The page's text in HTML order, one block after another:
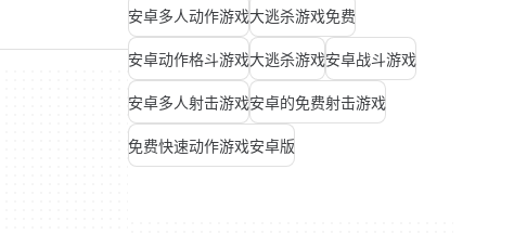
安卓多人动作游戏大逃杀游戏免费
安卓动作格斗游戏大逃杀游戏安卓战斗游戏
安卓多人射击游戏安卓的免费射击游戏
免费快速动作游戏安卓版